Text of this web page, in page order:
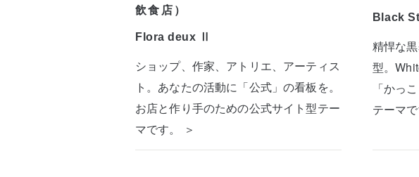
飲食店）
Flora deux Ⅱ
ショップ、作家、アトリエ、アーティス
ト。あなたの活動に「公式」の看板を。
お店と作り手のための公式サイト型テー
マです。 ＞
Black
精悍な
型。
「かっ
テーマ